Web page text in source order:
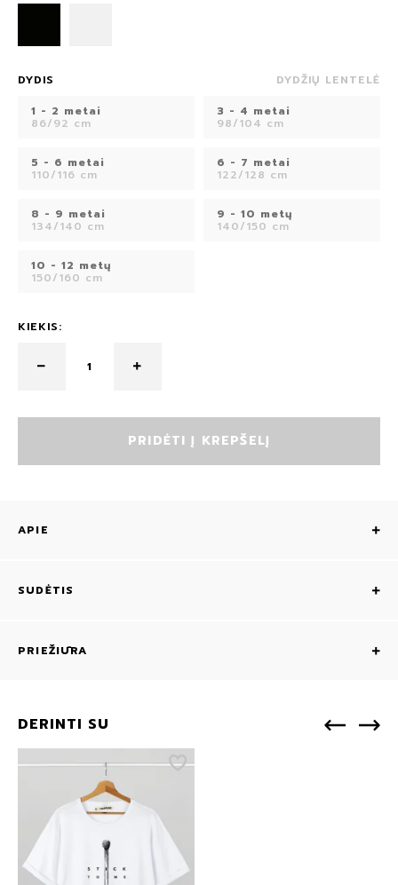
DYDIS
DYDŽIŲ LENTELĖ
1 - 2 metai
86/92 cm
3 - 4 metai
98/104 cm
5 - 6 metai
110/116 cm
6 - 7 metai
122/128 cm
8 - 9 metai
134/140 cm
9 - 10 metų
140/150 cm
10 - 12 metų
150/160 cm
KIEKIS:
PRIDĖTI Į KREPŠELĮ
APIE
SUDĖTIS
PRIEŽIŪRA
DERINTI SU